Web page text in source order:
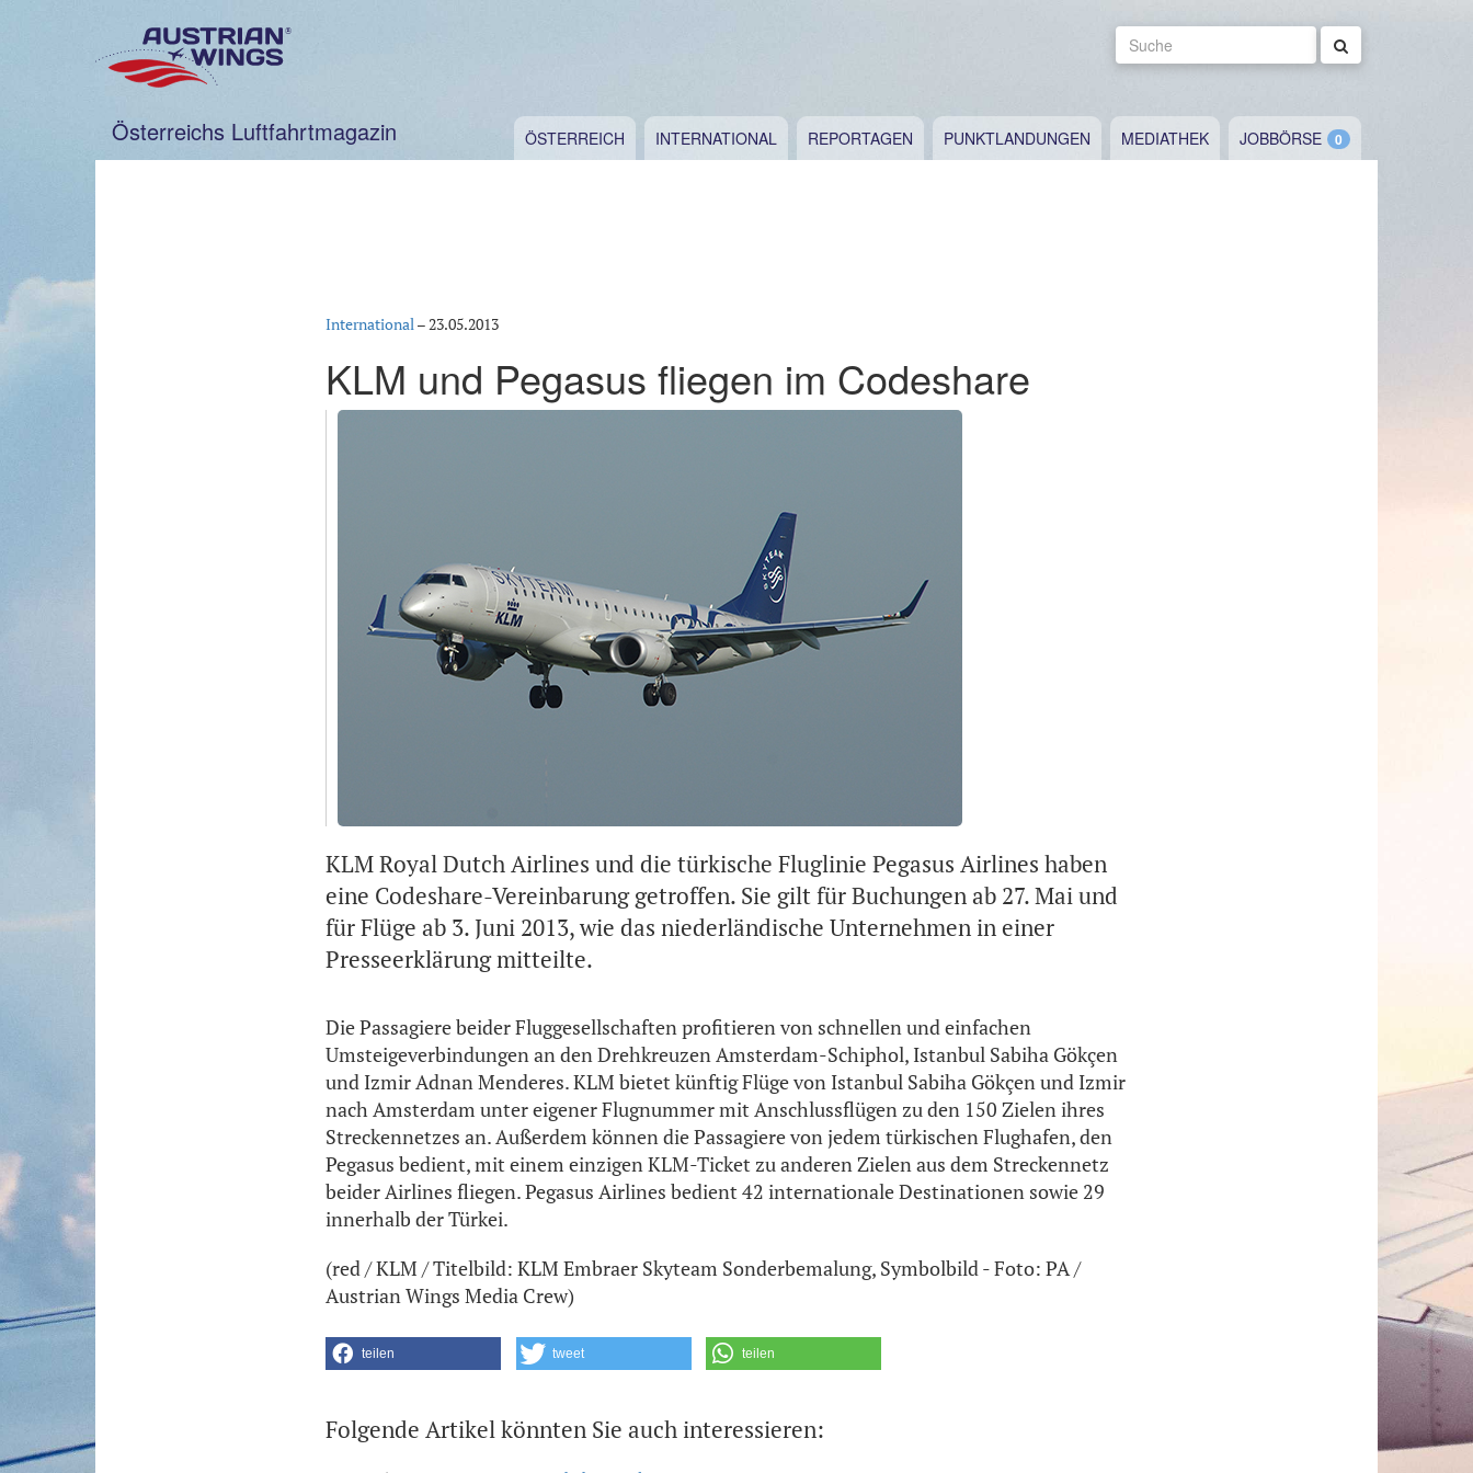
Suche
Österreichs Luftfahrtmagazin ÖSTERREICH INTERNATIONAL REPORTAGEN PUNKTLANDUNGEN MEDIATHEK JOBBÖRSE
International–23.05.2013
KLM und Pegasus fliegen im Codeshare
KLM Royal Dutch Airlines und die türkische Fluglinie Pegasus Airlines haben
eine Codeshare-Vereinbarung getroffen. Sie gilt für Buchungen ab 27. Mai und
für Flüge ab 3. Juni 2013, wie das niederländische Unternehmen in einer
Presseerklärung mitteilte.
Die Passagiere beider Fluggesellschaften profitieren von schnellen und einfachen
Umsteigeverbindungen an den Drehkreuzen Amsterdam-Schiphol, Istanbul Sabiha Gökçen
und Izmir Adnan Menderes. KLM bietet künftig Flüge von Istanbul Sabiha Gökçen und Izmir
nach Amsterdam unter eigener Flugnummer mit Anschlussflügen zu den 150 Zielen ihres
Streckennetzes an. Außerdem können die Passagiere von jedem türkischen Flughafen, den
Pegasus bedient, mit einem einzigen KLM-Ticket zu anderen Zielen aus dem Streckennetz
beider Airlines fliegen. Pegasus Airlines bedient 42 internationale Destinationen sowie 29
innerhalb der Türkei.
(red / KLM / Titelbild: KLM Embraer Skyteam Sonderbemalung, Symbolbild - Foto: PA /
Austrian Wings Media Crew)
teilen tweet teilen
Folgende Artikel könnten Sie auch interessieren: